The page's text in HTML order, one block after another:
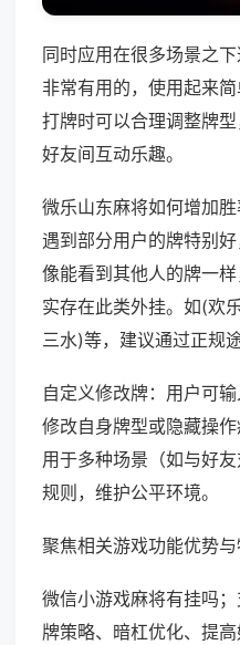
同时应用在很多场景之
非常有用的，使用起来
打牌时可以合理调整牌
好友间互动乐趣。
微乐山东麻将如何增加
遇到部分用户的牌特别
像能看到其他人的牌一
实存在此类外挂。如(欢
三水)等，建议通过正规
自定义修改牌：用户可
修改自身牌型或隐藏操
用于多种场景（如与好
规则，维护公平环境。
聚焦相关游戏功能优势与
微信小游戏麻将有挂吗
牌策略、暗杠优化、提